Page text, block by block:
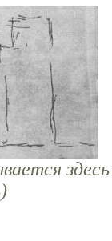
здесь